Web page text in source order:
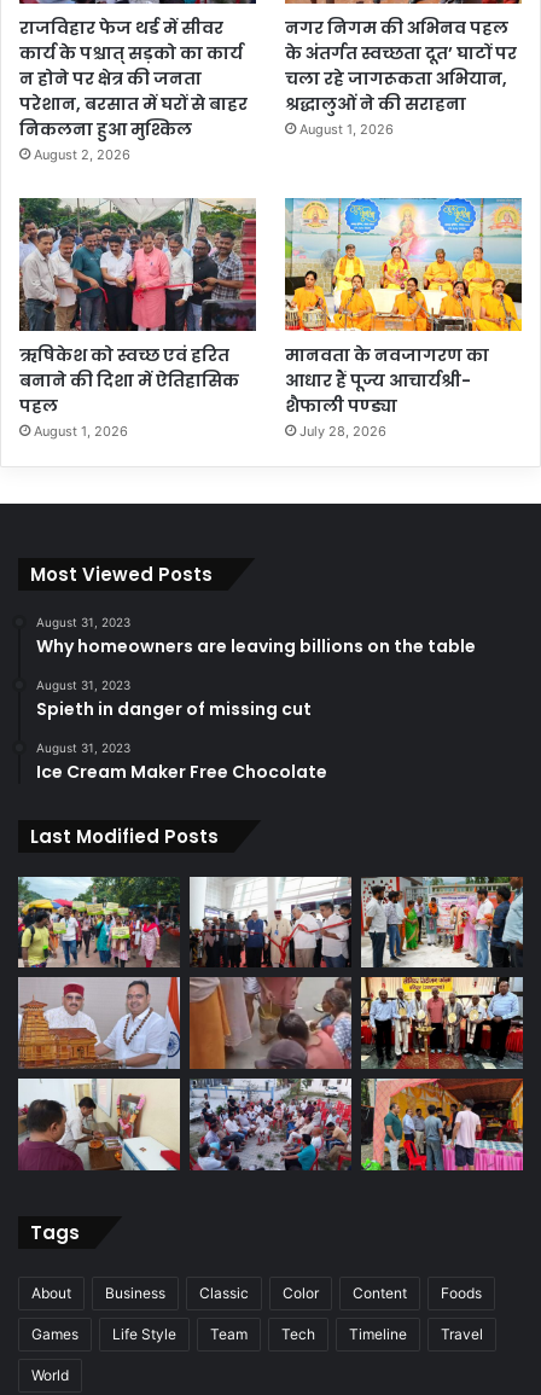
राजविहार फेज थर्ड में सीवर
कार्य के पश्चात् सड़को का कार्य
न होने पर क्षेत्र की जनता
परेशान, बरसात में घरों से बाहर
निकलना हुआ मुश्किल
August 2, 2026
नगर निगम की अभिनव पहल
के अंतर्गत स्वच्छता दूत’ घाटों पर
चला रहे जागरूकता अभियान,
श्रद्धालुओं ने की सराहना
August 1, 2026
ऋषिकेश को स्वच्छ एवं हरित
बनाने की दिशा में ऐतिहासिक
पहल
August 1, 2026
मानवता के नवजागरण का
आधार हैं पूज्य आचार्यश्री-
शैफाली पण्ड्या
July 28, 2026
Most Viewed Posts
August 31, 2023
Why homeowners are leaving billions on the table
August 31, 2023
Spieth in danger of missing cut
August 31, 2023
Ice Cream Maker Free Chocolate
Last Modified Posts
Tags
About Business Classic Color Content Foods
Games Life Style Team Tech Timeline Travel
World